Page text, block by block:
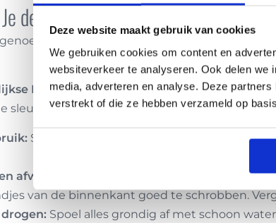
Deze website maakt gebruik van cookies
We gebruiken cookies om content en
websiteverkeer te analyseren. Ook delen
media, adverteren en analyse. Deze
verstrekt of die ze hebben verzameld op
de Levensduur van Je Bidon?
manieren om je bidon zo lang
Reiniging
sleutel tot een lange en frisse bidon.
Spoel je bidon direct na gebruik uit met
afwasmiddel:
Was de bidon en dop
van de binnenkant goed te schrobben.
Spoel alles grondig af met schoon